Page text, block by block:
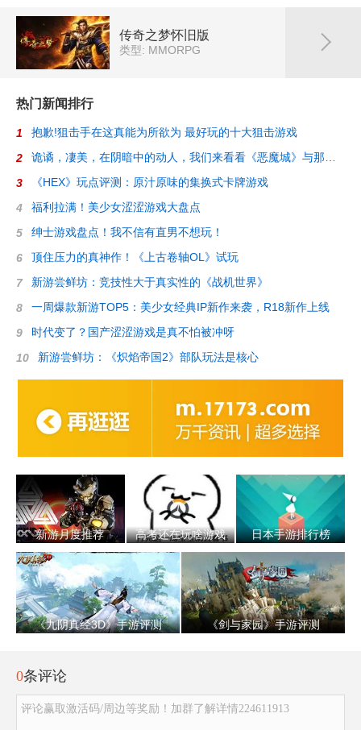
传奇之梦怀旧版
类型: MMORPG
热门新闻排行
1 抱歉!狙击手在这真能为所欲为 最好玩的十大狙击游戏
2
3 《HEX》玩点评测：原汁原味的集换式卡牌游戏
4 福利拉满！美少女涩涩游戏大盘点
5 绅士游戏盘点！我不信有直男不想玩！
6 顶住压力的真神作！《上古卷轴OL》试玩
7 新游尝鲜坊：竞技性大于真实性的《战机世界》
8 一周爆款新游TOP5：美少女经典IP新作来袭，R18新作上线
9 时代变了？国产涩涩游戏是真不怕被冲呀
10 新游尝鲜坊：《炽焰帝国2》部队玩法是核心
新游月度推荐 高考还在玩啥游戏 日本手游排行榜
《九阴真经3D》手游评测 《剑与家园》手游评测
0条评论
评论赢取激活码/周边等奖励！加群了解详情224611913